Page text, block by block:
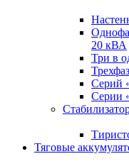
20 кВА
Три в
Серий
Серии
Тяговые